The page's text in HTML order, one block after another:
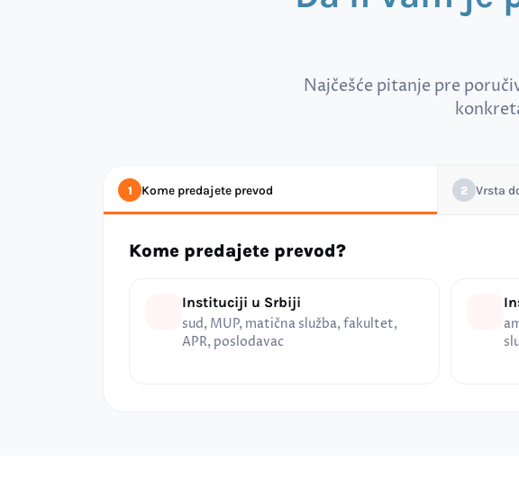
Najčešće pitanje pre
1 Kome predajete prevod 2 Vrsta
Kome predajete prevod?
Instituciji u Srbiji
sud, MUP, matična služba, fakultet,
APR, poslodavac